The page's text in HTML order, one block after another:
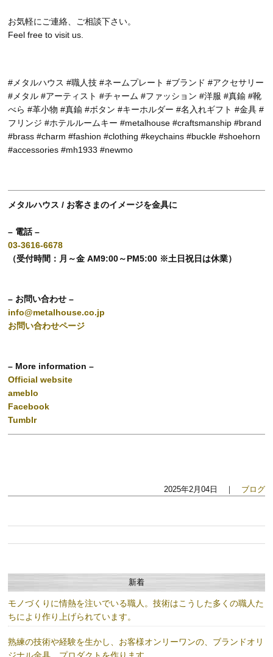
お気軽にご連絡、ご相談下さい。
Feel free to visit us.
#メタルハウス #職人技 #ネームプレート #ブランド #アクセサリー
#メタル #アーティスト #チャーム #ファッション #洋服 #真鍮 #靴
べら #革小物 #真鍮 #ボタン #キーホルダー #名入れギフト #金具 #
フリンジ #ホテルルームキー #metalhouse #craftsmanship #brand
#brass #charm #fashion #clothing #keychains #buckle #shoehorn
#accessories #mh1933 #newmo
メタルハウス / お客さまのイメージを金具に
– 電話 –
03-3616-6678
（受付時間：月～金 AM9:00～PM5:00 ※土日祝日は休業）
– お問い合わせ –
info@metalhouse.co.jp
お問い合わせページ
– More information –
Official website
ameblo
Facebook
Tumblr
2025年2月04日 ｜ ブログ
新着
モノづくりに情熱を注いでいる職人。技術はこうした多くの職人た
ちにより作り上げられています。
熟練の技術や経験を生かし、お客様オンリーワンの、ブランドオリ